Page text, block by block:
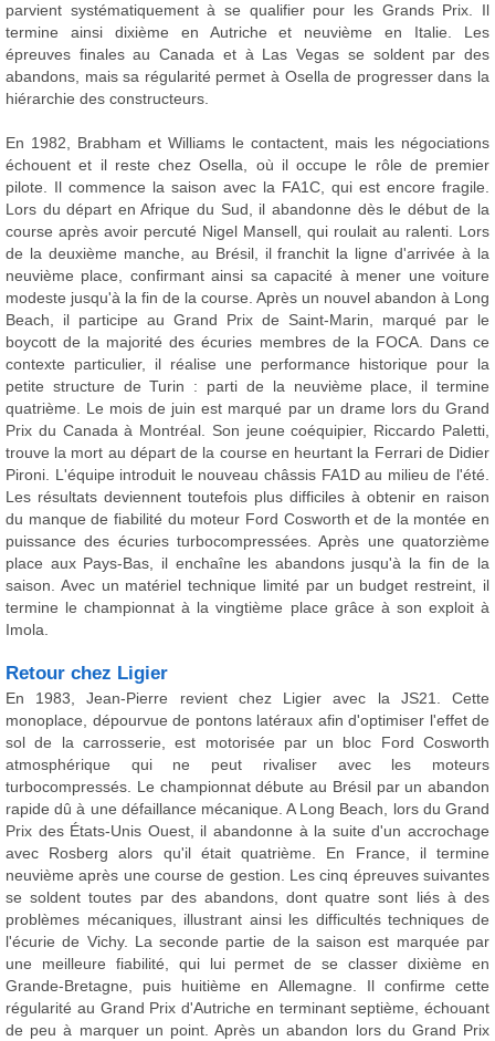
parvient systématiquement à se qualifier pour les Grands Prix. Il
termine ainsi dixième en Autriche et neuvième en Italie. Les
épreuves finales au Canada et à Las Vegas se soldent par des
abandons, mais sa régularité permet à Osella de progresser dans la
hiérarchie des constructeurs.
En 1982, Brabham et Williams le contactent, mais les négociations
échouent et il reste chez Osella, où il occupe le rôle de premier
pilote. Il commence la saison avec la FA1C, qui est encore fragile.
Lors du départ en Afrique du Sud, il abandonne dès le début de la
course après avoir percuté Nigel Mansell, qui roulait au ralenti. Lors
de la deuxième manche, au Brésil, il franchit la ligne d'arrivée à la
neuvième place, confirmant ainsi sa capacité à mener une voiture
modeste jusqu'à la fin de la course. Après un nouvel abandon à Long
Beach, il participe au Grand Prix de Saint-Marin, marqué par le
boycott de la majorité des écuries membres de la FOCA. Dans ce
contexte particulier, il réalise une performance historique pour la
petite structure de Turin : parti de la neuvième place, il termine
quatrième. Le mois de juin est marqué par un drame lors du Grand
Prix du Canada à Montréal. Son jeune coéquipier, Riccardo Paletti,
trouve la mort au départ de la course en heurtant la Ferrari de Didier
Pironi. L'équipe introduit le nouveau châssis FA1D au milieu de l'été.
Les résultats deviennent toutefois plus difficiles à obtenir en raison
du manque de fiabilité du moteur Ford Cosworth et de la montée en
puissance des écuries turbocompressées. Après une quatorzième
place aux Pays-Bas, il enchaîne les abandons jusqu'à la fin de la
saison. Avec un matériel technique limité par un budget restreint, il
termine le championnat à la vingtième place grâce à son exploit à
Imola.
Retour chez Ligier
En 1983, Jean-Pierre revient chez Ligier avec la JS21. Cette
monoplace, dépourvue de pontons latéraux afin d'optimiser l'effet de
sol de la carrosserie, est motorisée par un bloc Ford Cosworth
atmosphérique qui ne peut rivaliser avec les moteurs
turbocompressés. Le championnat débute au Brésil par un abandon
rapide dû à une défaillance mécanique. A Long Beach, lors du Grand
Prix des États-Unis Ouest, il abandonne à la suite d'un accrochage
avec Rosberg alors qu'il était quatrième. En France, il termine
neuvième après une course de gestion. Les cinq épreuves suivantes
se soldent toutes par des abandons, dont quatre sont liés à des
problèmes mécaniques, illustrant ainsi les difficultés techniques de
l'écurie de Vichy. La seconde partie de la saison est marquée par
une meilleure fiabilité, qui lui permet de se classer dixième en
Grande-Bretagne, puis huitième en Allemagne. Il confirme cette
régularité au Grand Prix d'Autriche en terminant septième, échouant
de peu à marquer un point. Après un abandon lors du Grand Prix